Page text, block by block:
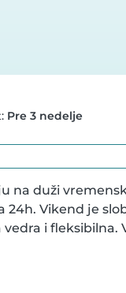
Pre 3 nedelje
na duži
24h. Vikend je
i fleksibilna.